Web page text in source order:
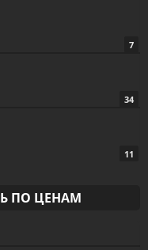
7
34
11
ПО ЦЕНАМ